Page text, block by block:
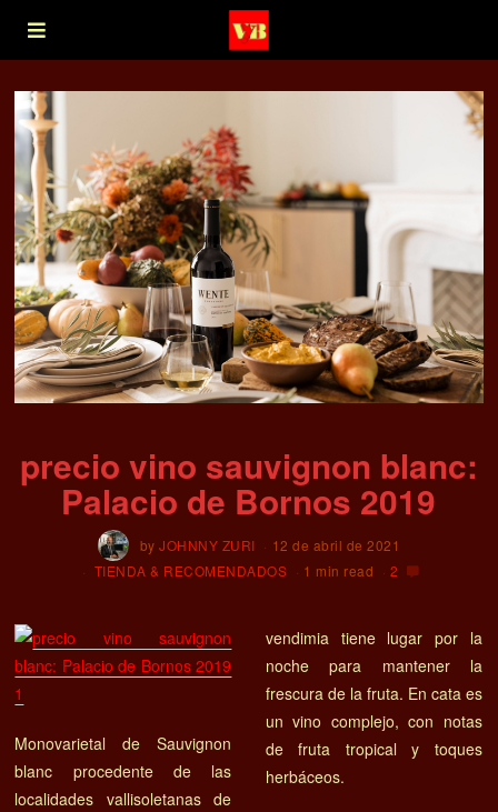
precio vino sauvignon blanc:
Palacio de Bornos 2019
byJOHNNY ZURI
12 de abril de 2021
TIENDA & RECOMENDADOS
1 min read 2
Monovarietal de Sauvignon
blanc procedente de las
localidades vallisoletanas de
vendimia tiene lugar por la
noche para mantener la
frescura de la fruta. En cata es
un vino complejo, con notas
de fruta tropical y toques
herbáceos.